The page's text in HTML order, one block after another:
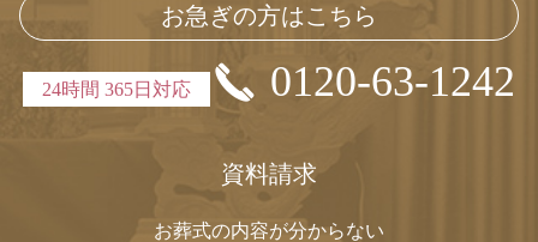
お急ぎの方はこちら
24時間 365日対応 0120-63-1242
資料請求
お葬式の内容が分からない